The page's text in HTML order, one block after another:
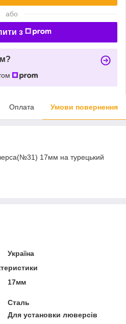
або
з
Оплата Умови повернення
17мм на турецький
Україна
17мм
Сталь
Для установки люверсів